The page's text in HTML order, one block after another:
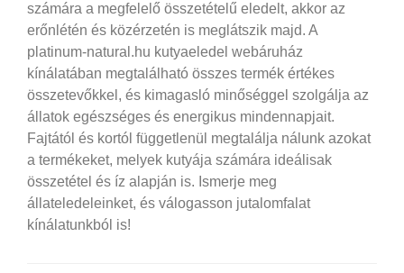
számára a megfelelő összetételű eledelt, akkor az
erőnlétén és közérzetén is meglátszik majd. A
platinum-natural.hu kutyaeledel webáruház
kínálatában megtalálható összes termék értékes
összetevőkkel, és kimagasló minőséggel szolgálja az
állatok egészséges és energikus mindennapjait.
Fajtától és kortól függetlenül megtalálja nálunk azokat
a termékeket, melyek kutyája számára ideálisak
összetétel és íz alapján is. Ismerje meg
állateledeleinket, és válogasson jutalomfalat
kínálatunkból is!